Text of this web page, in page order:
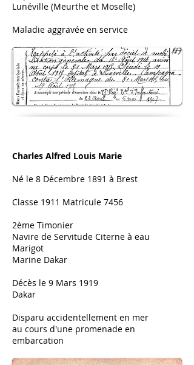
Lunéville (Meurthe et Moselle)
Maladie aggravée en service
Charles Alfred Louis Marie​
Né le 8 Décembre 1891 à Brest
Classe 1911 Matricule 7456
2ème Timonier
Navire de Servitude Citerne à eau
Marigot
Marine Dakar
Décès le 9 Mars 1919
Dakar
Disparu accidentellement en mer
au cours d'une promenade en
embarcation